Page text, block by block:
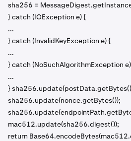
sha256 =
} catch (IOException e) {
...
} catch (InvalidKeyException e) {
...
} catch (NoSuchAlgorithmException
...
}
sha256.update(nonce.getBytes());
mac512.update(sha256.digest());
return